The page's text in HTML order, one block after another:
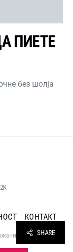
ПИЕТЕ
без шолја
2K
КОНТАКТ
SHARE